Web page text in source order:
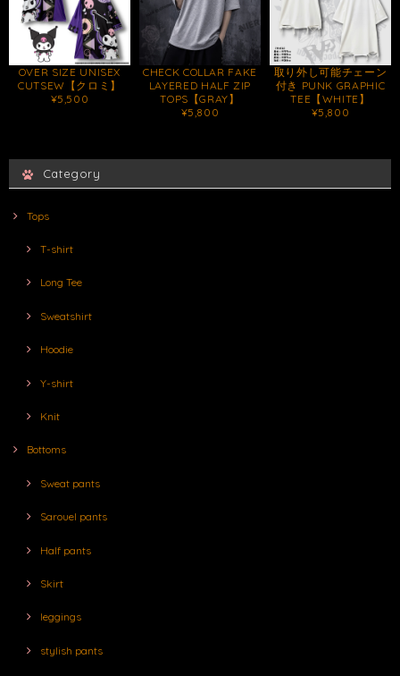
OVER SIZE UNISEX
CUTSEW【クロミ】
¥5,500
CHECK COLLAR FAKE
LAYERED HALF ZIP
TOPS【GRAY】
¥5,800
取り外し可能チェーン
付き PUNK GRAPHIC
TEE【WHITE】
¥5,800
Category
Tops
T-shirt
Long Tee
Sweatshirt
Hoodie
Y-shirt
Knit
Bottoms
Sweat pants
Sarouel pants
Half pants
Skirt
leggings
stylish pants